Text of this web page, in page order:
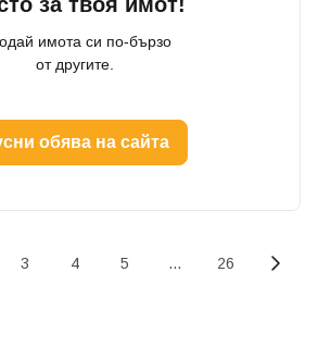
имота си по-бързо
от другите.
обява на сайта
3 4 5 ... 26